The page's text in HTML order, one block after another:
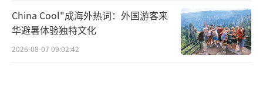
China Cool"成海外热词：外国游客来
华避暑体验独特文化
2026-08-07 09:02:42